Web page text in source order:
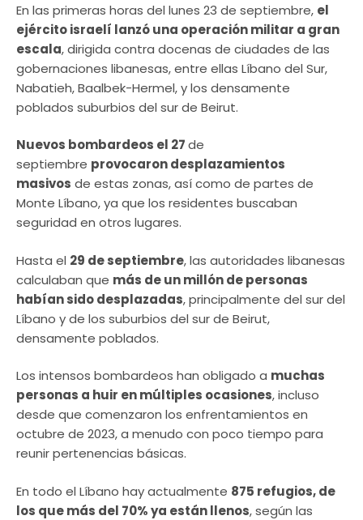
En las primeras horas del lunes 23 de septiembre, el
ejército israelí lanzó una operación militar a gran
escala, dirigida contra docenas de ciudades de las
gobernaciones libanesas, entre ellas Líbano del Sur,
Nabatieh, Baalbek-Hermel, y los densamente
poblados suburbios del sur de Beirut.
Nuevos bombardeos el 27de
septiembre provocaron desplazamientos
masivos de estas zonas, así como de partes de
Monte Líbano, ya que los residentes buscaban
seguridad en otros lugares.
Hasta el 29 de septiembre, las autoridades libanesas
calculaban que más de un millón de personas
habían sido desplazadas, principalmente del sur del
Líbano y de los suburbios del sur de Beirut,
densamente poblados.
Los intensos bombardeos han obligado a muchas
personas a huir en múltiples ocasiones, incluso
desde que comenzaron los enfrentamientos en
octubre de 2023, a menudo con poco tiempo para
reunir pertenencias básicas.
En todo el Líbano hay actualmente 875 refugios, de
los que más del 70% ya están llenos, según las